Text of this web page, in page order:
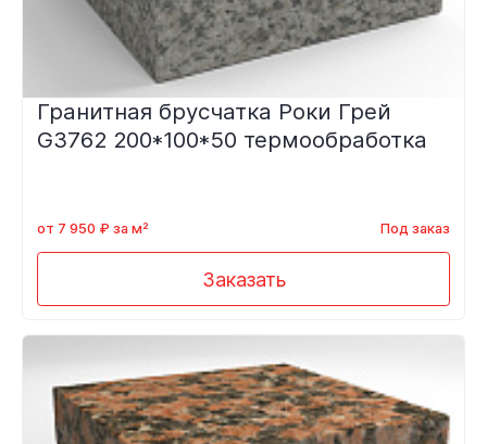
Гранитная брусчатка Роки Грей
G3762 200*100*50 термообработка
от 7 950 ₽ за м² Под заказ
Заказать